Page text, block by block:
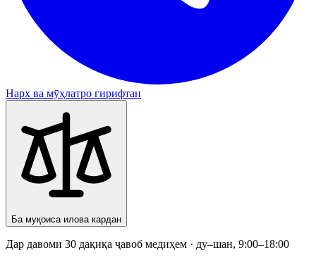
Нарх ва мӯҳлатро гирифтан
Ба муқоиса илова кардан
Дар давоми 30 дақиқа ҷавоб медиҳем · ду–шан, 9:00–18:00